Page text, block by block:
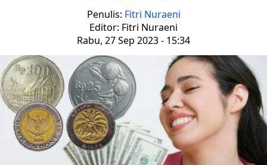
Penulis: Fitri Nuraeni
Editor: Fitri Nuraeni
Rabu, 27 Sep 2023 - 15:34